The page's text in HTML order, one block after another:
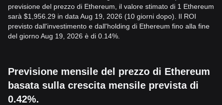
previsione del prezzo di Ethereum, il valore stimato di 1 Ethereum
sarà $1,956.29 in data Aug 19, 2026 (10 giorni dopo). Il ROI
previsto dall'investimento e dall'holding di Ethereum fino alla fine
del giorno Aug 19, 2026 è di 0.14%.
Previsione mensile del prezzo di Ethereum
basata sulla crescita mensile prevista di
0.42%.